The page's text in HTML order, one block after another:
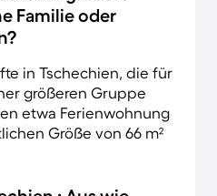
Familie oder
in Tschechien, die für
größeren Gruppe
etwa Ferienwohnung
Größe von 66 m²